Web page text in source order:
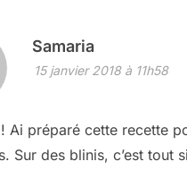
Samaria
15 janvier 2018 à 11h58
Ai préparé cette recette
Sur des blinis, c’est tout